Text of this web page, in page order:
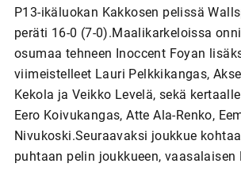
P13-ikäluokan Kakkosen pelissä
peräti 16-0 (7-0).Maalikarkeloissa
osumaa tehneen Inoccent Foyan
viimeistelleet Lauri Pelkkikangas,
Kekola ja Veikko Levelä, sekä
Eero Koivukangas, Atte Ala-Renko,
Nivukoski.Seuraavaksi joukkue
puhtaan pelin joukkueen, vaasalaisen